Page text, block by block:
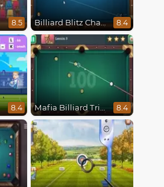
8.5 Billiard Blitz Challenge 8.4
8.4 Mafia Billiard Tricks 8.4